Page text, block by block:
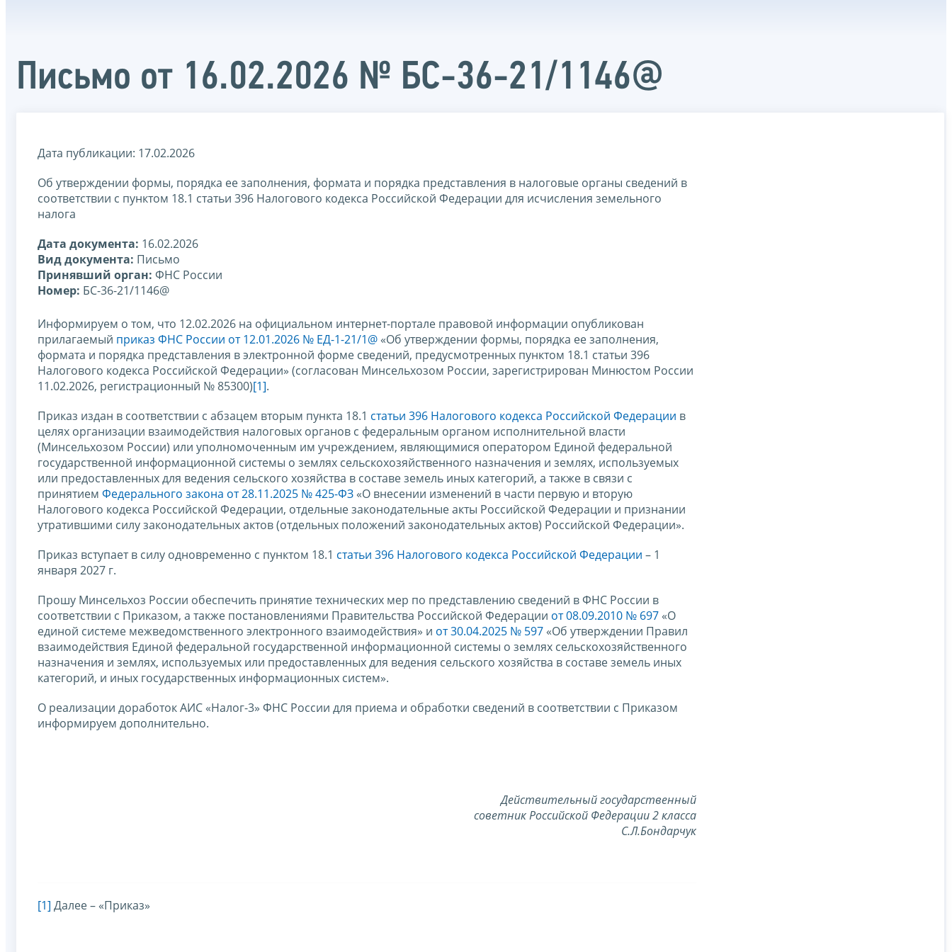
Письмо от 16.02.2026 № БС-36-21/1146@
Дата публикации: 17.02.2026
Об утверждении формы, порядка ее заполнения, формата и порядка представления в налоговые органы сведений в
соответствии с пунктом 18.1 статьи 396 Налогового кодекса Российской Федерации для исчисления земельного
налога
Дата документа: 16.02.2026
Вид документа: Письмо
Принявший орган: ФНС России
Номер: БС-36-21/1146@
Информируем о том, что 12.02.2026 на официальном интернет-портале правовой информации опубликован
прилагаемый приказ ФНС России от 12.01.2026 № ЕД-1-21/1@ «Об утверждении формы, порядка ее заполнения,
формата и порядка представления в электронной форме сведений, предусмотренных пунктом 18.1 статьи 396
Налогового кодекса Российской Федерации» (согласован Минсельхозом России, зарегистрирован Минюстом России
11.02.2026, регистрационный № 85300)[1].
Приказ издан в соответствии с абзацем вторым пункта 18.1 статьи 396 Налогового кодекса Российской Федерации в
целях организации взаимодействия налоговых органов с федеральным органом исполнительной власти
(Минсельхозом России) или уполномоченным им учреждением, являющимися оператором Единой федеральной
государственной информационной системы о землях сельскохозяйственного назначения и землях, используемых
или предоставленных для ведения сельского хозяйства в составе земель иных категорий, а также в связи с
принятием Федерального закона от 28.11.2025 № 425-ФЗ «О внесении изменений в части первую и вторую
Налогового кодекса Российской Федерации, отдельные законодательные акты Российской Федерации и признании
утратившими силу законодательных актов (отдельных положений законодательных актов) Российской Федерации».
Приказ вступает в силу одновременно с пунктом 18.1 статьи 396 Налогового кодекса Российской Федерации – 1
января 2027 г.
Прошу Минсельхоз России обеспечить принятие технических мер по представлению сведений в ФНС России в
соответствии с Приказом, а также постановлениями Правительства Российской Федерации от 08.09.2010 № 697 «О
единой системе межведомственного электронного взаимодействия» и от 30.04.2025 № 597 «Об утверждении Правил
взаимодействия Единой федеральной государственной информационной системы о землях сельскохозяйственного
назначения и землях, используемых или предоставленных для ведения сельского хозяйства в составе земель иных
категорий, и иных государственных информационных систем».
О реализации доработок АИС «Налог-3» ФНС России для приема и обработки сведений в соответствии с Приказом
информируем дополнительно.
Действительный государственный
советник Российской Федерации 2 класса
С.Л.Бондарчук
[1] Далее – «Приказ»